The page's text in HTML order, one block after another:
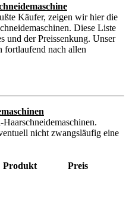
Käufer, zeigen wir hier die
Diese Liste
und der Preissenkung. Unser
fortlaufend nach allen
nicht zwangsläufig eine
Produkt Preis